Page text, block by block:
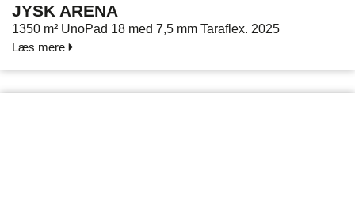
JYSK ARENA
1350 m² UnoPad 18 med 7,5 mm Taraflex. 2025
Læs mere